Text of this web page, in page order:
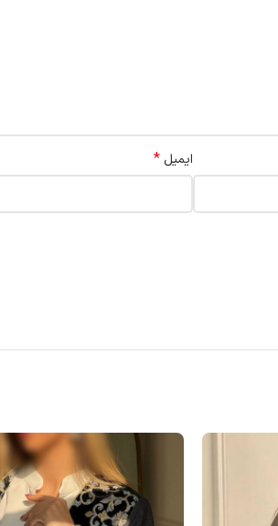
ایمیل *